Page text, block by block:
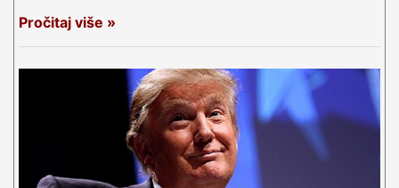
Pročitaj više »